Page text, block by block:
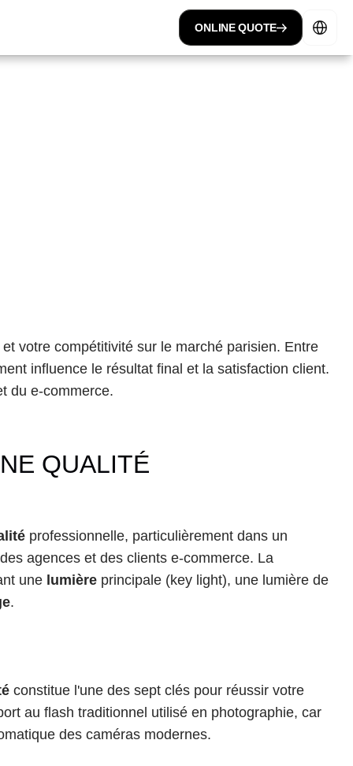
ONLINE QUOTE
votre compétitivité sur le marché parisien. Entre
influence le résultat final et la satisfaction client.
du e-commerce.
QUALITÉ
professionnelle, particulièrement dans un
agences et des clients e-commerce. La
une lumière principale (key light), une lumière de
.
constitue l'une des sept clés pour réussir votre
au flash traditionnel utilisé en photographie, car
des caméras modernes.